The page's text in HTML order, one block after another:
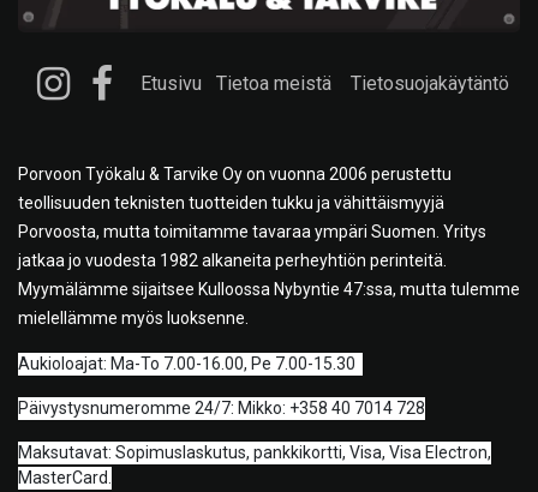
Etusivu Tietoa meistä Tietosuojakäytäntö
Porvoon Työkalu & Tarvike Oy on vuonna 2006 perustettu
teollisuuden teknisten tuotteiden tukku ja vähittäismyyjä
Porvoosta, mutta toimitamme tavaraa ympäri Suomen. Yritys
jatkaa jo vuodesta 1982 alkaneita perheyhtiön perinteitä.
Myymälämme sijaitsee Kulloossa Nybyntie 47:ssa, mutta tulemme
mielellämme myös luoksenne.
Aukioloajat: Ma-To 7.00-16.00, Pe 7.00-15.30
Päivystysnumeromme 24/7: Mikko: +358 40 7014 728
Maksutavat: Sopimuslaskutus, pankkikortti, Visa, Visa Electron,
MasterCard.